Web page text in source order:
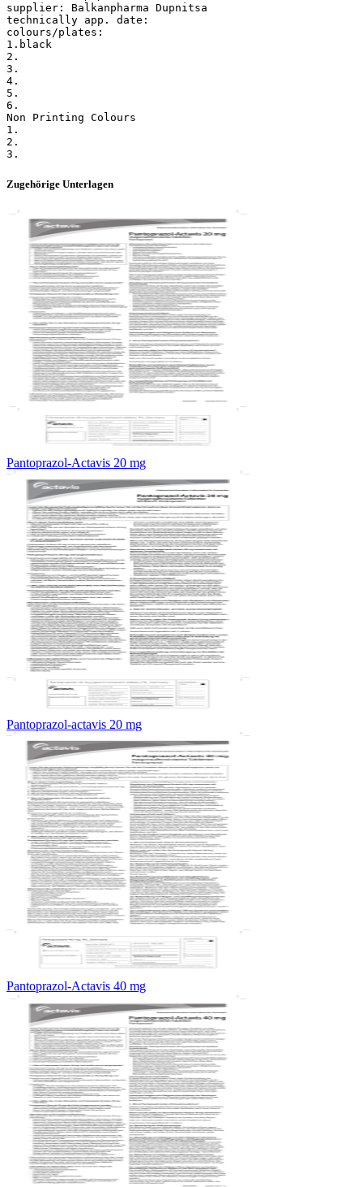
supplier: Balkanpharma Dupnitsa
technically app. date:
colours/plates:
1.black
2.
3.
4.
5.
6.
Non Printing Colours
1.
2.
Zugehörige Unterlagen
Pantoprazol-Actavis 20 mg
Pantoprazol-actavis 20 mg
Pantoprazol-Actavis 40 mg